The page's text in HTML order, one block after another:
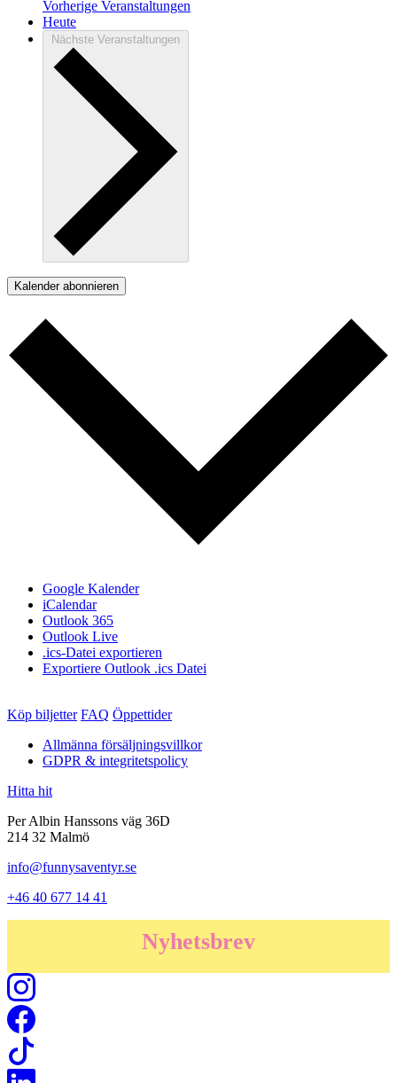
Vorherige Veranstaltungen
Heute
Nächste Veranstaltungen
Kalender abonnieren
Google Kalender
iCalendar
Outlook 365
Outlook Live
.ics-Datei exportieren
Exportiere Outlook .ics Datei
Köp biljetter FAQ Öppettider
Allmänna försäljningsvillkor
GDPR & integritetspolicy
Hitta hit
Per Albin Hanssons väg 36D
214 32 Malmö
info@funnysaventyr.se
+46 40 677 14 41
Nyhetsbrev